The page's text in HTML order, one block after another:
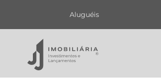
Aluguéis